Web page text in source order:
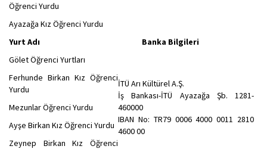
Öğrenci Yurdu
Ayazağa Kız Öğrenci Yurdu
Yurt Adı Banka Bilgileri
Gölet Öğrenci Yurtları
İTÜ Arı Kültürel A.Ş.
İş Bankası-İTÜ Ayazağa Şb. 1281-
460000
IBAN No: TR79 0006 4000 0011 2810
4600 00
Ferhunde Birkan Kız Öğrenci
Yurdu
Mezunlar Öğrenci Yurdu
Ayşe Birkan Kız Öğrenci Yurdu
Zeynep Birkan Kız Öğrenci